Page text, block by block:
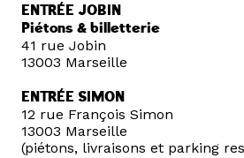
ENTRÉE JOBIN
Piétons & billetterie
41 rue Jobin
13003 Marseille
ENTRÉE SIMON
12 rue François Simon
13003 Marseille
(piétons, livraisons et parking